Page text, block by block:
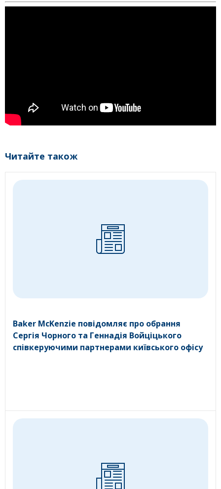
Читайте також
Baker McKenzie повідомляє про обрання
Сергія Чорного та Геннадія Войціцького
співкеруючими партнерами київського офісу